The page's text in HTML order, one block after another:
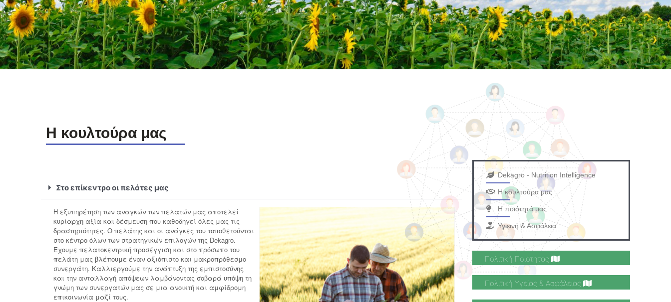
Η κουλτούρα μας
Στο επίκεντρο οι πελάτες μας
Η εξυπηρέτηση των αναγκών των πελατών μας αποτελεί
κυρίαρχη αξία και δέσμευση που καθοδηγεί όλες μας τις
δραστηριότητες. Ο πελάτης και οι ανάγκες του τοποθετούνται
στο κέντρο όλων των στρατηγικών επιλογών της Dekagro.
Έχουμε πελατοκεντρική προσέγγιση και στο πρόσωπο του
πελάτη μας βλέπουμε έναν αξιόπιστο και μακροπρόθεσμο
συνεργάτη. Καλλιεργούμε την ανάπτυξη της εμπιστοσύνης
και την ανταλλαγή απόψεων λαμβάνοντας σοβαρά υπόψη τη
γνώμη των συνεργατών μας σε μια ανοικτή και αμφίδρομη
επικοινωνία μαζί τους.
Dekagro - Nutrition Intelligence
Η κουλτούρα μας
Η ποιότητά μας
Υγιεινή & Ασφάλεια
Πολιτική Ποιότητας
Πολιτική Υγείας & Ασφάλειας